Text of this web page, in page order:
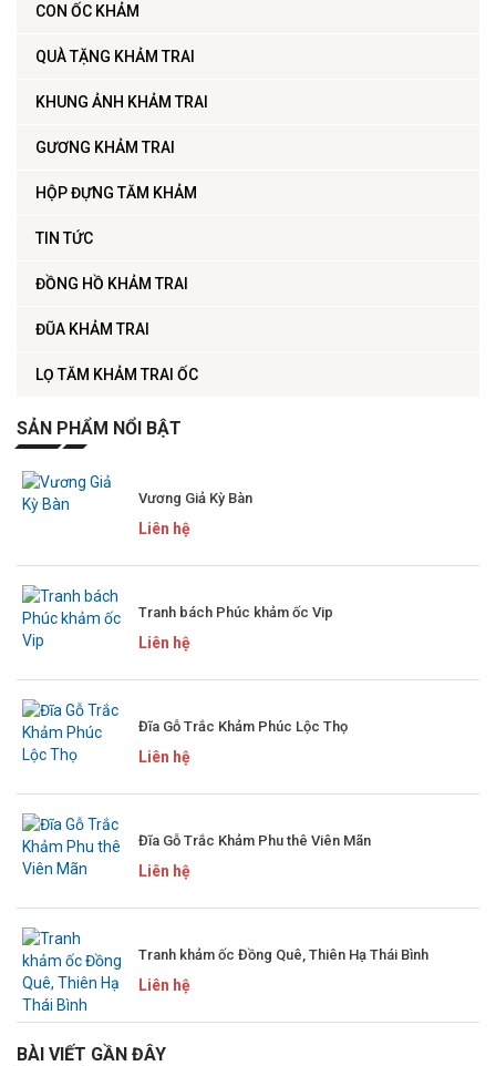
CON ỐC KHẢM
QUÀ TẶNG KHẢM TRAI
KHUNG ẢNH KHẢM TRAI
GƯƠNG KHẢM TRAI
HỘP ĐỰNG TĂM KHẢM
TIN TỨC
ĐỒNG HỒ KHẢM TRAI
ĐŨA KHẢM TRAI
LỌ TĂM KHẢM TRAI ỐC
SẢN PHẨM NỔI BẬT
Vương Giả Kỳ Bàn
Liên hệ
Tranh bách Phúc khảm ốc Vip
Liên hệ
Đĩa Gỗ Trắc Khảm Phúc Lộc Thọ
Liên hệ
Đĩa Gỗ Trắc Khảm Phu thê Viên Mãn
Liên hệ
Tranh khảm ốc Đồng Quê, Thiên Hạ Thái Bình
Liên hệ
BÀI VIẾT GẦN ĐÂY